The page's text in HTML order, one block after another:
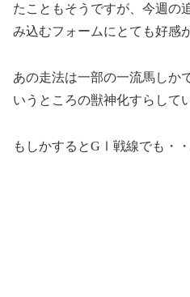
たこともそうですが、今週の
み込むフォームにとても好感
あの走法は一部の一流馬しか
いうところの獣神化すらして
もしかするとGⅠ戦線でも・